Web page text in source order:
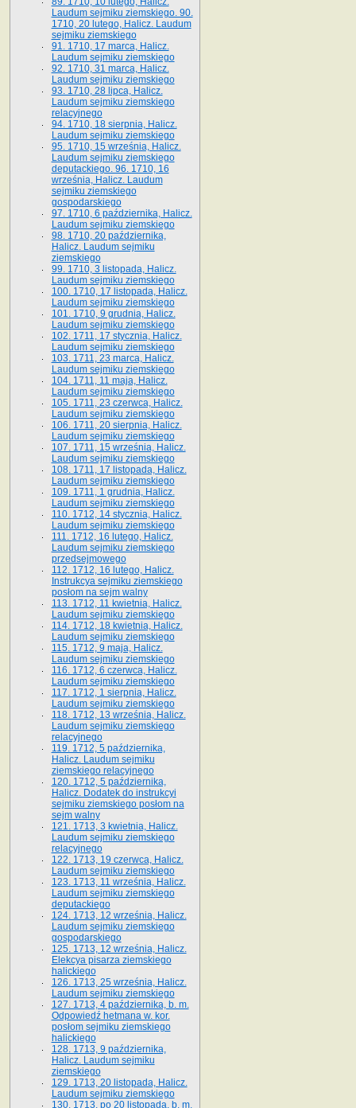
Laudum sejmiku ziemskiego. 90.
1710, 20 lutego, Halicz. Laudum
sejmiku ziemskiego
91. 1710, 17 marca, Halicz.
Laudum sejmiku ziemskiego
92. 1710, 31 marca, Halicz.
Laudum sejmiku ziemskiego
93. 1710, 28 lipca, Halicz.
Laudum sejmiku ziemskiego
relacyjnego
94. 1710, 18 sierpnia, Halicz.
Laudum sejmiku ziemskiego
95. 1710, 15 września, Halicz.
Laudum sejmiku ziemskiego
deputackiego. 96. 1710, 16
września, Halicz. Laudum
sejmiku ziemskiego
gospodarskiego
97. 1710, 6 października, Halicz.
Laudum sejmiku ziemskiego
98. 1710, 20 października,
Halicz. Laudum sejmiku
ziemskiego
99. 1710, 3 listopada, Halicz.
Laudum sejmiku ziemskiego
100. 1710, 17 listopada, Halicz.
Laudum sejmiku ziemskiego
101. 1710, 9 grudnia, Halicz.
Laudum sejmiku ziemskiego
102. 1711, 17 stycznia, Halicz.
Laudum sejmiku ziemskiego
103. 1711, 23 marca, Halicz.
Laudum sejmiku ziemskiego
104. 1711, 11 maja, Halicz.
Laudum sejmiku ziemskiego
105. 1711, 23 czerwca, Halicz.
Laudum sejmiku ziemskiego
106. 1711, 20 sierpnia, Halicz.
Laudum sejmiku ziemskiego
107. 1711, 15 września, Halicz.
Laudum sejmiku ziemskiego
108. 1711, 17 listopada, Halicz.
Laudum sejmiku ziemskiego
109. 1711, 1 grudnia, Halicz.
Laudum sejmiku ziemskiego
110. 1712, 14 stycznia, Halicz.
Laudum sejmiku ziemskiego
111. 1712, 16 lutego, Halicz.
Laudum sejmiku ziemskiego
przedsejmowego
112. 1712, 16 lutego, Halicz.
Instrukcya sejmiku ziemskiego
posłom na sejm walny
113. 1712, 11 kwietnia, Halicz.
Laudum sejmiku ziemskiego
114. 1712, 18 kwietnia, Halicz.
Laudum sejmiku ziemskiego
115. 1712, 9 maja, Halicz.
Laudum sejmiku ziemskiego
116. 1712, 6 czerwca, Halicz.
Laudum sejmiku ziemskiego
117. 1712, 1 sierpnia, Halicz.
Laudum sejmiku ziemskiego
118. 1712, 13 września, Halicz.
Laudum sejmiku ziemskiego
relacyjnego
119. 1712, 5 października,
Halicz. Laudum sejmiku
ziemskiego relacyjnego
120. 1712, 5 października,
Halicz. Dodatek do instrukcyi
sejmiku ziemskiego posłom na
sejm walny
121. 1713, 3 kwietnia, Halicz.
Laudum sejmiku ziemskiego
relacyjnego
122. 1713, 19 czerwca, Halicz.
Laudum sejmiku ziemskiego
123. 1713, 11 września, Halicz.
Laudum sejmiku ziemskiego
deputackiego
124. 1713, 12 września, Halicz.
Laudum sejmiku ziemskiego
gospodarskiego
125. 1713, 12 września, Halicz.
Elekcya pisarza ziemskiego
halickiego
126. 1713, 25 września, Halicz.
Laudum sejmiku ziemskiego
127. 1713, 4 października, b. m.
Odpowiedź hetmana w. kor.
posłom sejmiku ziemskiego
halickiego
128. 1713, 9 października,
Halicz. Laudum sejmiku
ziemskiego
129. 1713, 20 listopada, Halicz.
Laudum sejmiku ziemskiego
130. 1713, po 20 listopada, b. m.